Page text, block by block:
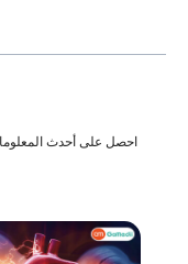
احصل على أحدث